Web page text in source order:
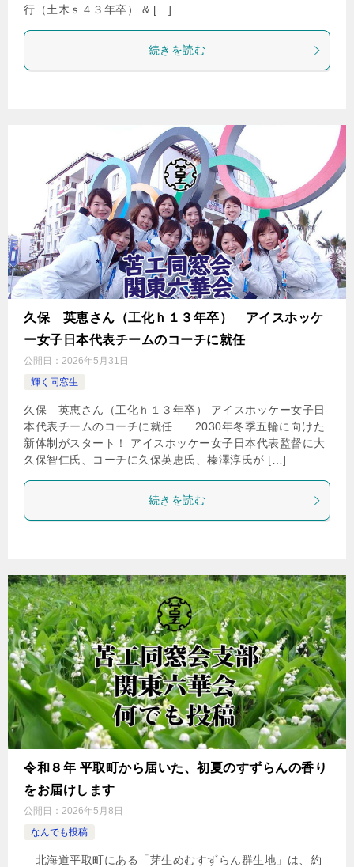
行（土木ｓ４３年卒） & […]
続きを読む
久保 英恵さん（工化ｈ１３年卒） アイスホッケ
ー女子日本代表チームのコーチに就任
公開日： 2026年5月31日
輝く同窓生
久保 英恵さん（工化ｈ１３年卒） アイスホッケー女子日
本代表チームのコーチに就任 2030年冬季五輪に向けた
新体制がスタート！ アイスホッケー女子日本代表監督に大
久保智仁氏、コーチに久保英恵氏、榛澤淳氏が […]
続きを読む
令和８年 平取町から届いた、初夏のすずらんの香り
をお届けします
公開日： 2026年5月8日
なんでも投稿
北海道平取町にある「芽生めむすずらん群生地」は、約